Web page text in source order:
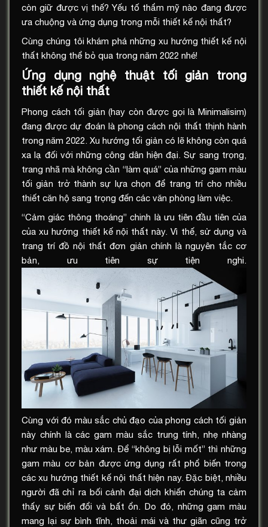
còn giữ được vị thế? Yếu tố thẩm mỹ nào đang được
ưa chuộng và ứng dụng trong mỗi thiết kế nội thất?
Cùng chúng tôi khám phá những xu hướng thiết kế nội
thất không thể bỏ qua trong năm 2022 nhé!
Ứng dụng nghệ thuật tối giản trong
thiết kế nội thất
Phong cách tối giản (hay còn được gọi là Minimalisim)
đang được dự đoán là phong cách nội thất thịnh hành
trong năm 2022. Xu hướng tối giản có lẽ không còn quá
xa lạ đối với những công dân hiện đại. Sự sang trọng,
trang nhã mà không cần “làm quá” của những gam màu
tối giản trở thành sự lựa chọn để trang trí cho nhiều
thiết căn hộ sang trọng đến các văn phòng làm việc.
“Cảm giác thông thoáng” chinh là ưu tiên đầu tiên của
của xu hướng thiết kế nội thất này. Vì thế, sử dụng và
trang trí đồ nội thất đơn giản chính là nguyên tắc cơ
bản, ưu tiên sự tiện nghi.
Cùng với đó màu sắc chủ đạo của phong cách tối giản
này chính là các gam màu sắc trung tính, nhẹ nhàng
như màu be, màu xám. Để “không bị lỗi mốt” thì những
gam màu cơ bản được ứng dụng rất phổ biến trong
các xu hướng thiết kế nội thất hiện nay. Đặc biệt, nhiều
người đã chỉ ra bối cảnh đại dịch khiến chúng ta cảm
thấy sự biến đổi và bất ổn. Do đó, những gam màu
mang lại sự bình tĩnh, thoải mái và thư giãn cũng trở